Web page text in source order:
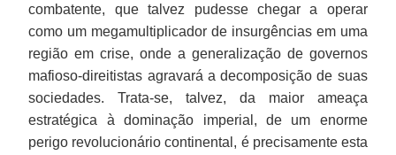
combatente, que talvez pudesse chegar a operar
como um megamultiplicador de insurgências em uma
região em crise, onde a generalização de governos
mafioso-direitistas agravará a decomposição de suas
sociedades. Trata-se, talvez, da maior ameaça
estratégica à dominação imperial, de um enorme
perigo revolucionário continental, é precisamente esta